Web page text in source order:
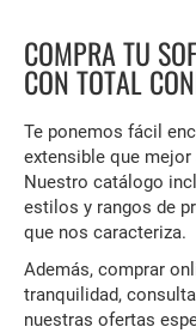
COMPRA TU
CON TOTAL
Te ponemos fácil
extensible que mejor
Nuestro catálogo
estilos y rangos de
que nos caracteriza.
Además, comprar
tranquilidad,
nuestras ofertas